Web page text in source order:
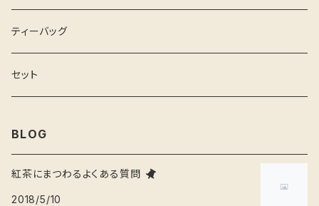
ティーバッグ
セット
BLOG
紅茶にまつわるよくある質問
2018/5/10